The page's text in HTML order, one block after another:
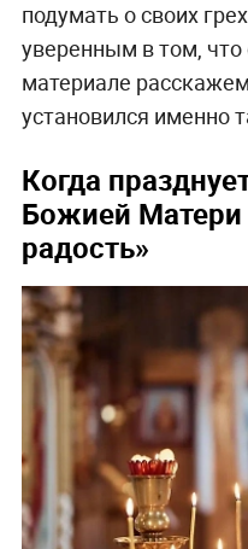
подумать о своих
уверенным в том,
материале
установился именно
Когда
Божией Матери
радость»